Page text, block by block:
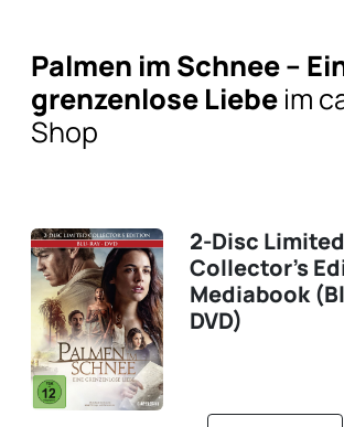
Palmen im Schnee –
grenzenlose Liebe im
Shop
2-Disc Limited
Collector's
Mediabook
DVD)